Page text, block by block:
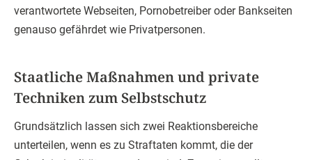
verantwortete Webseiten, Pornobetreiber oder Bankseiten
genauso gefährdet wie Privatpersonen.
Staatliche Maßnahmen und private
Techniken zum Selbstschutz
Grundsätzlich lassen sich zwei Reaktionsbereiche
unterteilen, wenn es zu Straftaten kommt, die der